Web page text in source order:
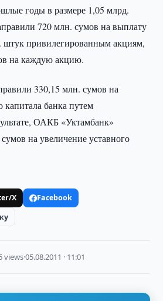
годы в размере 1,05 млрд.
720 млн. сумов на выплату
штук привилегированным акциям,
на каждую акцию.
330,15 млн. сумов на
капитала банка путем
ОАКБ «Уктамбанк»
на увеличение уставного
X
Facebook
views·05.08.2011 · 11:01